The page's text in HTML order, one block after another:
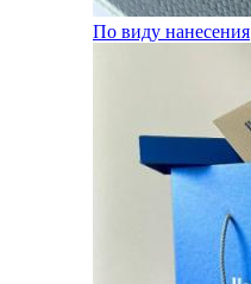
По виду нанесения